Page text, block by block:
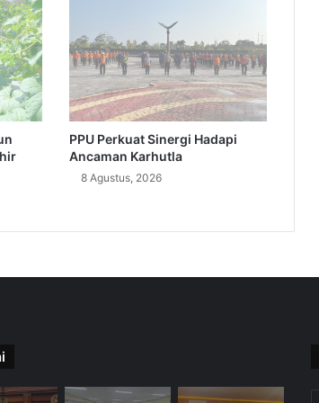
PPU Perkuat Sinergi Hadapi
Ancaman Karhutla
8 Agustus, 2026